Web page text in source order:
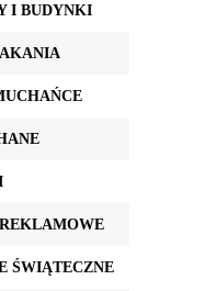
I BUDYNKI
ŚWIĄTECZNE